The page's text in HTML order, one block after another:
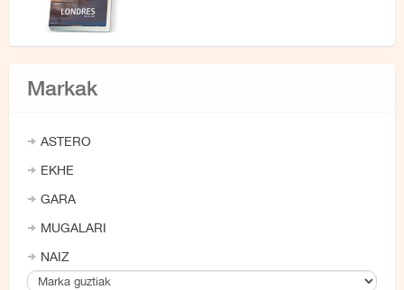
Markak
ASTERO
EKHE
GARA
MUGALARI
NAIZ